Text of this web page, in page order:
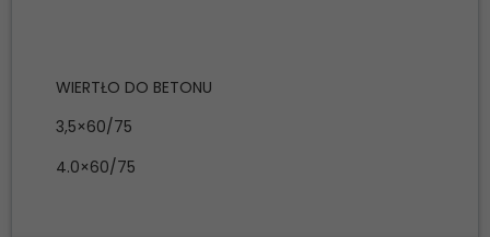
WIERTŁO DO BETONU
3,5×60/75
4.0×60/75